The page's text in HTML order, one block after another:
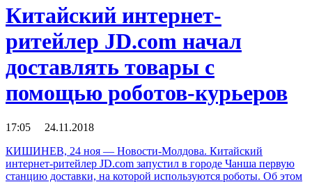
Китайский интернет-
ритейлер JD.com начал
доставлять товары с
помощью роботов-курьеров
17:05 24.11.2018
КИШИНЕВ, 24 ноя — Новости-Молдова. Китайский
интернет-ритейлер JD.com запустил в городе Чанша первую
станцию доставки, на которой используются роботы. Об этом